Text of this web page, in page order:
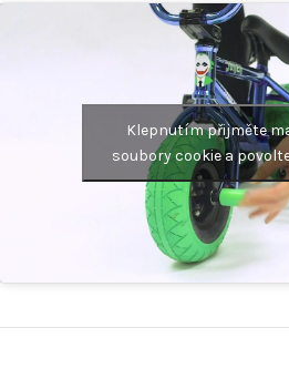
Klepnutím přijměte
soubory cookie a